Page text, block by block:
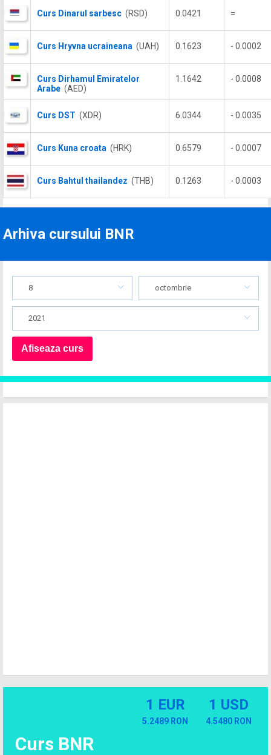
Curs Dinarul sarbesc (RSD) 0.0421 =
Curs Hryvna ucraineana (UAH) 0.1623 - 0.0002
Curs Dirhamul Emiratelor
Arabe (AED)
1.1642 - 0.0008
Curs DST (XDR) 6.0344 - 0.0035
Curs Kuna croata (HRK) 0.6579 - 0.0007
Curs Bahtul thailandez (THB) 0.1263 - 0.0003
Arhiva cursului BNR
8 octombrie
2021
Curs BNR
1 EUR
5.2489 RON
1 USD
4.5480 RON